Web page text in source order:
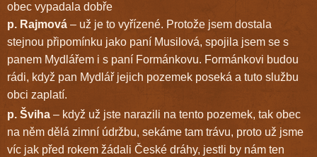
obec vypadala dobře
p. Rajmová – už je to vyřízené. Protože jsem dostala
stejnou připomínku jako paní Musilová, spojila jsem se s
panem Mydlářem i s paní Formánkovu. Formánkovi budou
rádi, když pan Mydlář jejich pozemek poseká a tuto službu
obci zaplatí.
p. Šviha – když už jste narazili na tento pozemek, tak obec
na něm dělá zimní údržbu, sekáme tam trávu, proto už jsme
víc jak před rokem žádali České dráhy, jestli by nám ten